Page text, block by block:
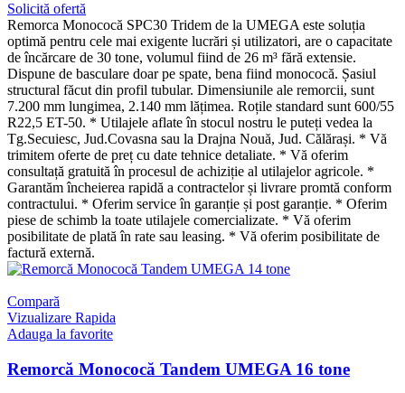
Solicită ofertă
Remorca Monococă SPC30 Tridem de la UMEGA este soluția
optimă pentru cele mai exigente lucrări și utilizatori, are o capacitate
de încărcare de 30 tone, volumul fiind de 26 m³ fără extensie.
Dispune de basculare doar pe spate, bena fiind monococă. Șasiul
structural făcut din profil tubular. Dimensiunile ale remorcii, sunt
7.200 mm lungimea, 2.140 mm lățimea. Roțile standard sunt 600/55
R22,5 ET-50. * Utilajele aflate în stocul nostru le puteți vedea la
Tg.Secuiesc, Jud.Covasna sau la Drajna Nouă, Jud. Călărași. * Vă
trimitem oferte de preț cu date tehnice detaliate. * Vă oferim
consultață gratuită în procesul de achiziție al utilajelor agricole. *
Garantăm încheierea rapidă a contractelor și livrare promtă conform
contractului. * Oferim service în garanție și post garanție. * Oferim
piese de schimb la toate utilajele comercializate. * Vă oferim
posibilitate de plată în rate sau leasing. * Vă oferim posibilitate de
factură externă.
Compară
Vizualizare Rapida
Adauga la favorite
Remorcă Monococă Tandem UMEGA 16 tone